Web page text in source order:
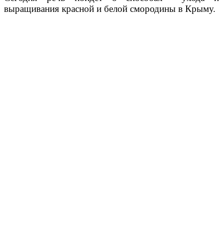
выращивания красной и белой смородины в Крыму.